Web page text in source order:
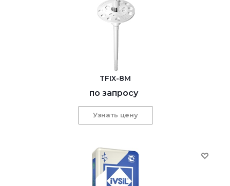
TFIX-8M
по запросу
Узнать цену